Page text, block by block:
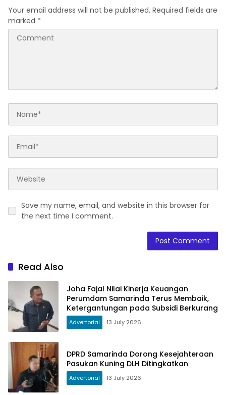
Your email address will not be published. Required fields are
marked *
Save my name, email, and website in this browser for
the next time I comment.
Read Also
Joha Fajal Nilai Kinerja Keuangan
Perumdam Samarinda Terus Membaik,
Ketergantungan pada Subsidi Berkurang
Advertorial 13 July 2026
DPRD Samarinda Dorong Kesejahteraan
Pasukan Kuning DLH Ditingkatkan
Advertorial 13 July 2026